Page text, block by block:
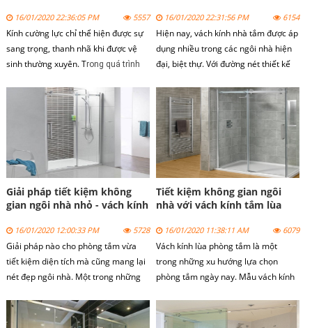
16/01/2020 22:36:05 PM 5557
Kính cường lực chỉ thể hiện được sự
sang trọng, thanh nhã khi được vệ
sinh thường xuyên. Trong quá trình
đề vệ sinh cho kính cũng rất quan
16/01/2020 22:31:56 PM 6154
Hiện nay, vách kính nhà tắmđược áp
dụng nhiều trong các ngôi nhà hiện
đại, biệt thự. Với đường nét thiết kế
mang lại những trải nghiệm thư giãn
khi sử vách kính phòng tắm.
Giải pháp tiết kiệm không
gian ngôi nhà nhỏ - vách kính
16/01/2020 12:00:33 PM 5728
Giải pháp nào cho phòng tắm vừa
tiết kiệm diện tích mà cũng mang lại
nét đẹp ngôi nhà. Một trong những
tắm nhỏ.
Tiết kiệm không gian ngôi
nhà với vách kính tắm lùa
16/01/2020 11:38:11 AM 6079
Vách kính lùa phòng tắm là một
trong những xu hướng lựa chọn
phòng tắm ngày nay. Mẫu vách kính
tiết kiệm không gian, diện tích ngôi
nhà.